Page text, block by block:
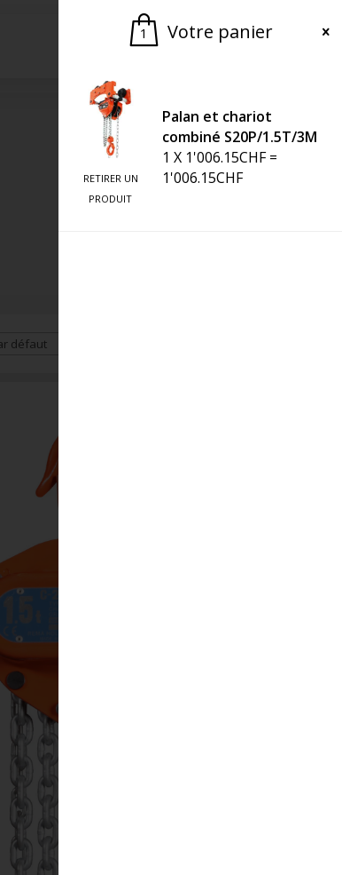
Demander une offre
1 Votre panier
RETIRER UN
PRODUIT
Palan et chariot
combiné S20P/1.5T/3M
1 X 1'006.15CHF =
1'006.15CHF